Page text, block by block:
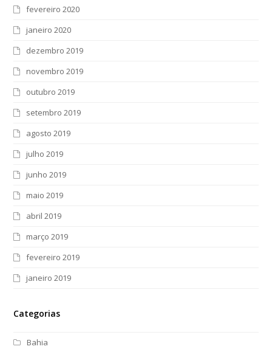
fevereiro 2020
janeiro 2020
dezembro 2019
novembro 2019
outubro 2019
setembro 2019
agosto 2019
julho 2019
junho 2019
maio 2019
abril 2019
março 2019
fevereiro 2019
janeiro 2019
Categorias
Bahia